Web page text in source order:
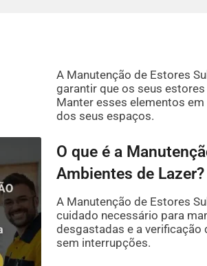
A Manutenção de Estores
garantir que os seus
Manter esses elementos
dos seus espaços.
O que é a
Ambientes de Lazer?
A Manutenção de Estores
cuidado necessário para
desgastadas e a verificação
sem interrupções.